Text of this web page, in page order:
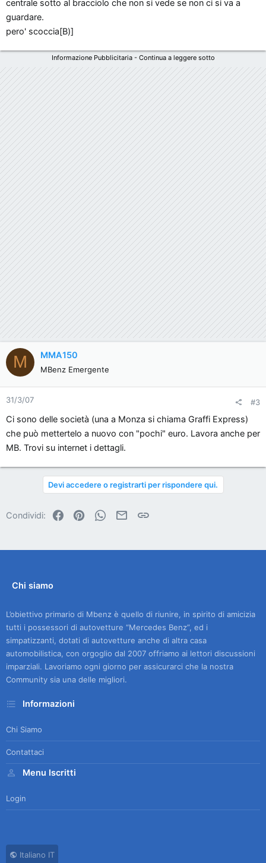
centrale sotto al bracciolo che non si vede se non ci si va a
guardare.
pero' scoccia[B)]
Informazione Pubblicitaria - Continua a leggere sotto
M MMA150
MBenz Emergente
31/3/07 #3
Ci sono delle società (una a Monza si chiama Graffi Express)
che può mettertelo a nuovo con "pochi" euro. Lavora anche per
MB. Trovi su internet i dettagli.
Devi accedere o registrarti per rispondere qui.
Condividi: FacebookPinterestWhatsApp
Email
Chi siamo
L’obiettivo primario di Mbenz è quello di riunire, in spirito di amicizia
tutti i possessori di autovetture “Mercedes Benz”, ed i
simpatizzanti, dotati di autovetture anche di altra casa
automobilistica, con orgoglio dal 2007 offriamo ai lettori discussioni
imparziali. Lavoriamo ogni giorno per assicurarci che la nostra
Community sia una delle migliori.
Informazioni
Chi Siamo
Contattaci
Menu Iscritti
Login
Italiano IT